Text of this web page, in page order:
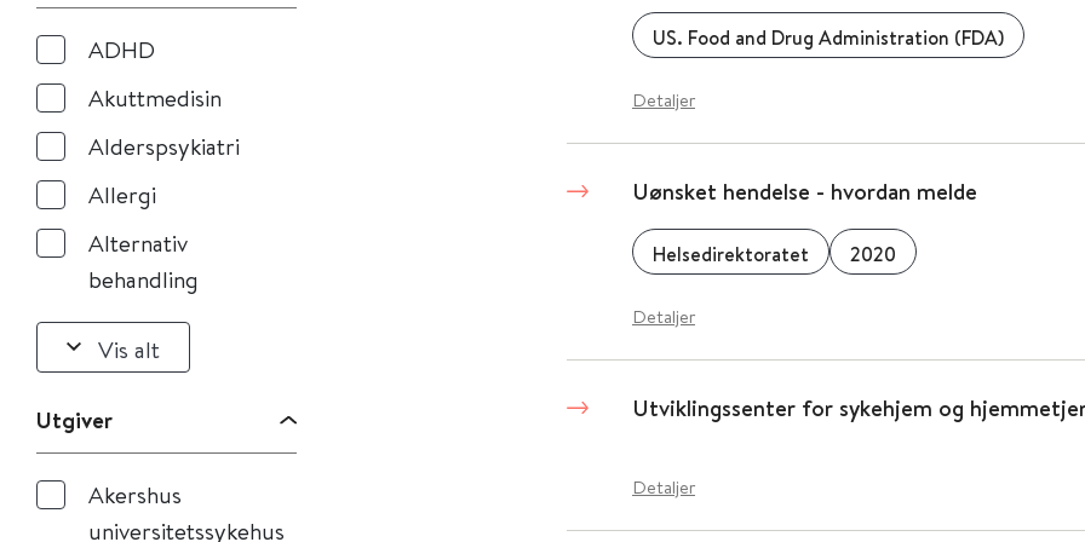
ADHD
Akuttmedisin
Alderspsykiatri
Allergi
Alternativ
behandling
Vis alt
Utgiver
Akershus
universitetssykehus
US. Food and Drug Administration (FDA)
Detaljer
Uønsket hendelse - hvordan melde
Helsedirektoratet 2020
Detaljer
Utviklingssenter for sykehjem og
Detaljer